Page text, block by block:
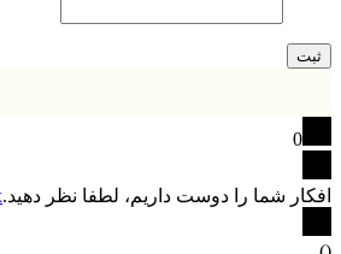
0
افکار شما را دوست داریم، لطفا نظر دهید.